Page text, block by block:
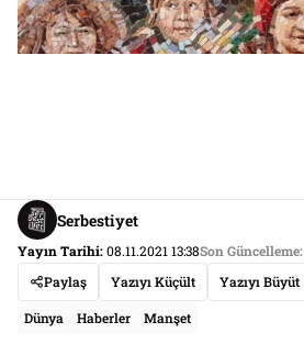
Serbestiyet
Yayın Tarihi:08.11.2021 13:38Son Güncelleme:
Paylaş
Yazıyı Küçült Yazıyı Büyüt
Dünya Haberler Manşet